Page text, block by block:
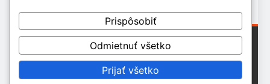
© 2026 wawmagazine.eu ďalšie šírenie textov, fotografií a
video materiálov uverejnených na webe, úplne alebo
čiastočne, vyžaduje predchádzajúci súhlas vydavateľa.
Prispôsobiť
Odmietnuť všetko
Prijať všetko